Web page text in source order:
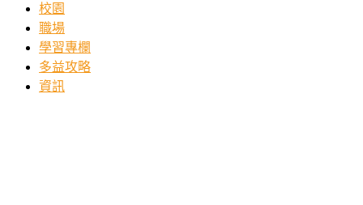
校園
職場
學習專欄
多益攻略
資訊